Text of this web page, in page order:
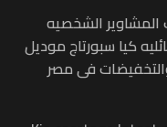
المشاوير الشخصيه
كيا سبورتاج موديل
والتخفيضات فى مصر